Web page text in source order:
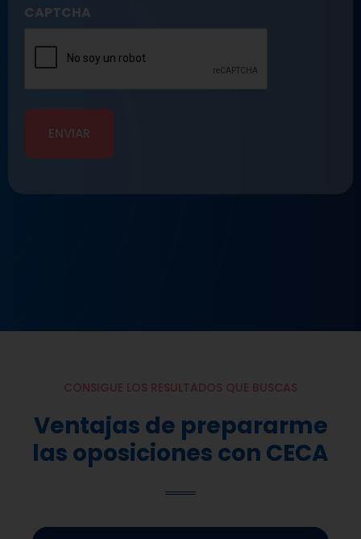
CAPTCHA
CONSIGUE LOS RESULTADOS QUE BUSCAS
Ventajas de prepararme
las oposiciones con CECA